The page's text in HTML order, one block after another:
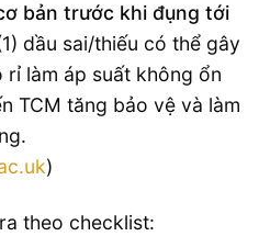
bản trước khi đụng tới
dầu sai/thiếu có thể gây
làm áp suất không ổn
TCM tăng bảo vệ và làm
)
theo checklist: